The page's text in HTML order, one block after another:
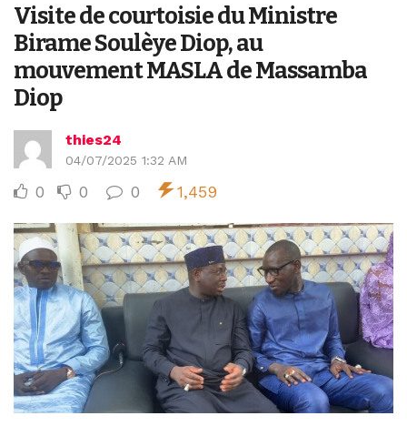
Visite de courtoisie du Ministre
Birame Soulèye Diop, au
mouvement MASLA de Massamba
Diop
thies24
04/07/2025 1:32 AM
0 0 0 1,459